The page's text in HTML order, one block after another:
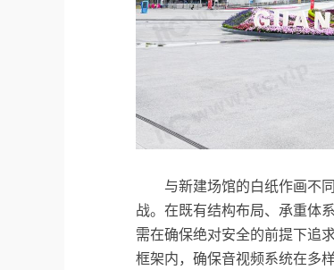
与新建场馆的白纸作画不
战。在既有结构布局、承重体
需在确保绝对安全的前提下追
框架内，确保音视频系统在多